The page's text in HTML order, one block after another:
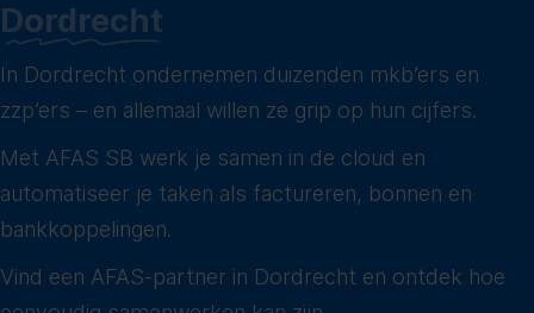
Dordrecht
In Dordrecht ondernemen duizenden mkb’ers en
zzp’ers – en allemaal willen ze grip op hun cijfers.
Met AFAS SB werk je samen in de cloud en
automatiseer je taken als factureren, bonnen en
bankkoppelingen.
Vind een AFAS-partner in Dordrecht en ontdek hoe